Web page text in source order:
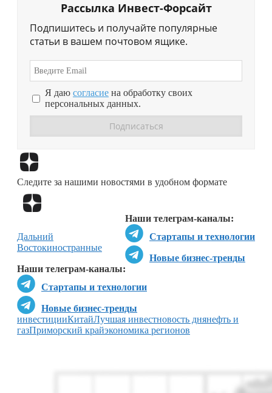
Рассылка Инвест-Форсайт
Подпишитесь и получайте популярные
статьи в вашем почтовом ящике.
Я даю согласие на обработку своих
персональных данных.
Следите за нашими новостями в удобном формате
Наши телеграм-каналы:
Стартапы и технологии
Новые бизнес-тренды
Наши телеграм-каналы:
Стартапы и технологии
Новые бизнес-тренды
Дальний
Востокиностранные
инвестицииКитайЛучшая инвестновость днянефть и
газПриморский крайэкономика регионов